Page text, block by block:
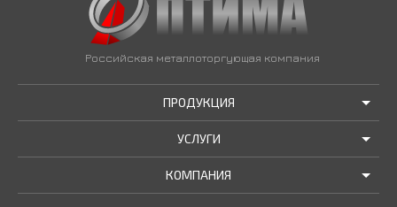
Российская металлоторгующая компания
ПРОДУКЦИЯ
АКЦИИ И РАСПРОДАЖИ
ТРУБЫ В НАЛИЧИИ
УСЛУГИ
ДОСТАВКА
КОМПАНИЯ